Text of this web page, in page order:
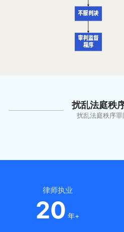
扰乱法庭秩
扰乱法庭秩序罪
律师执业
20 年+